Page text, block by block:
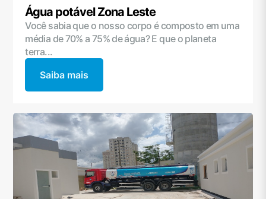
Água potável Zona Leste
Você sabia que o nosso corpo é composto em uma
média de 70% a 75% de água? E que o planeta
terra...
Saiba mais